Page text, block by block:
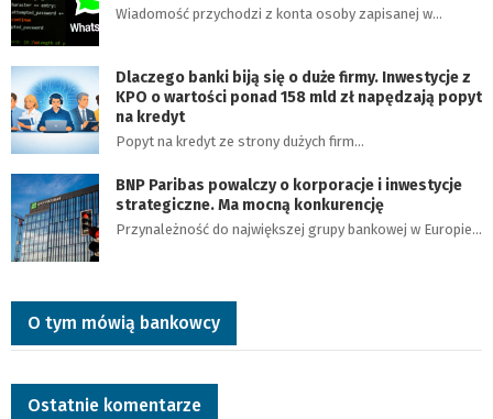
Wiadomość przychodzi z konta osoby zapisanej w…
Dlaczego banki biją się o duże firmy. Inwestycje z
KPO o wartości ponad 158 mld zł napędzają popyt
na kredyt
Popyt na kredyt ze strony dużych firm…
BNP Paribas powalczy o korporacje i inwestycje
strategiczne. Ma mocną konkurencję
Przynależność do największej grupy bankowej w Europie…
O tym mówią bankowcy
Ostatnie komentarze